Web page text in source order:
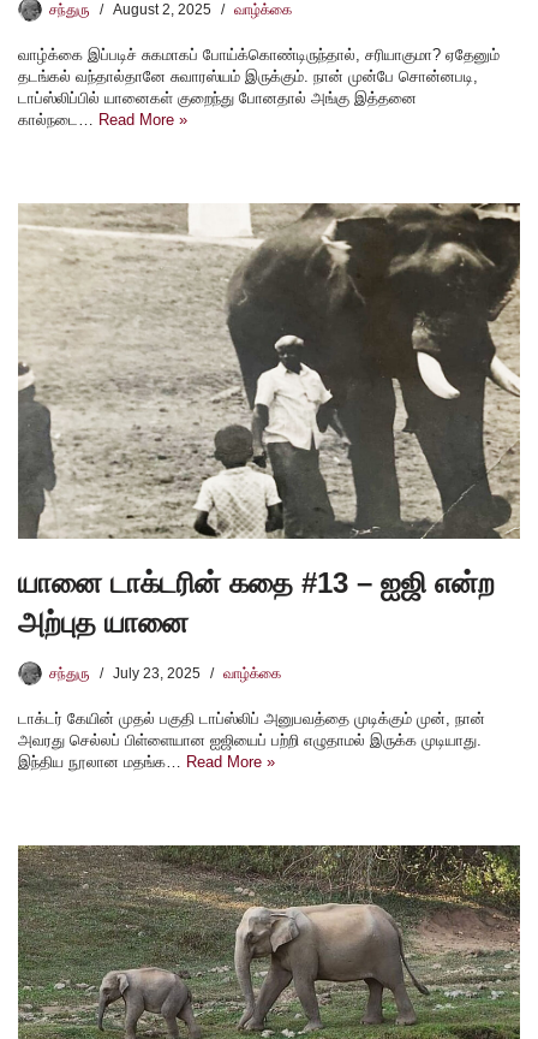
சந்துரு August 2, 2025 வாழ்க்கை
வாழ்க்கை இப்படிச் சுகமாகப் போய்க்கொண்டிருந்தால், சரியாகுமா? ஏதேனும்
தடங்கல் வந்தால்தானே சுவாரஸ்யம் இருக்கும். நான் முன்பே சொன்னபடி,
டாப்ஸ்லிப்பில் யானைகள் குறைந்து போனதால் அங்கு இத்தனை
கால்நடை… Read More »
யானை டாக்டரின் கதை #13 – ஐஜி என்ற
அற்புத யானை
சந்துரு July 23, 2025 வாழ்க்கை
டாக்டர் கேயின் முதல் பகுதி டாப்ஸ்லிப் அனுபவத்தை முடிக்கும் முன், நான்
அவரது செல்லப் பிள்ளையான ஐஜியைப் பற்றி எழுதாமல் இருக்க முடியாது.
இந்திய நூலான மதங்க…
Read More »